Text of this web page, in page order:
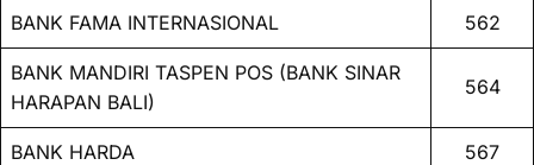
BANK FAMA INTERNASIONAL 562
BANK MANDIRI TASPEN POS (BANK SINAR
HARAPAN BALI)
564
BANK HARDA 567